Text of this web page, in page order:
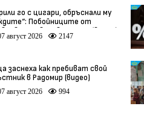
го с цигари, обръснали му
Побойниците от
остават в ареста (видео)
август 2026 2147
заснеха как пребиват свой
в Радомир (видео)
август 2026 994